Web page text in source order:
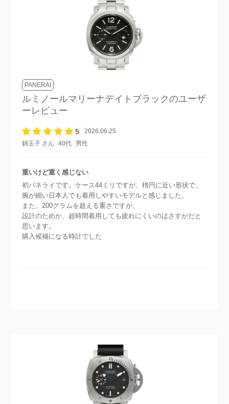
PANERAI
ルミノールマリーナデイトブラックのユーザ
ーレビュー
5
2026.06.25
錦玉子 さん
40代 男性
重いけど重く感じない
初パネライです。ケース44ミリですが、楕円に近い形状で、
腕が細い日本人でも着用しやすいモデルと感じました。
また、200グラムを超える重さですが、
設計のためか、超時間着用しても疲れにくいのはさすがだと
思います。
購入候補になる時計でした